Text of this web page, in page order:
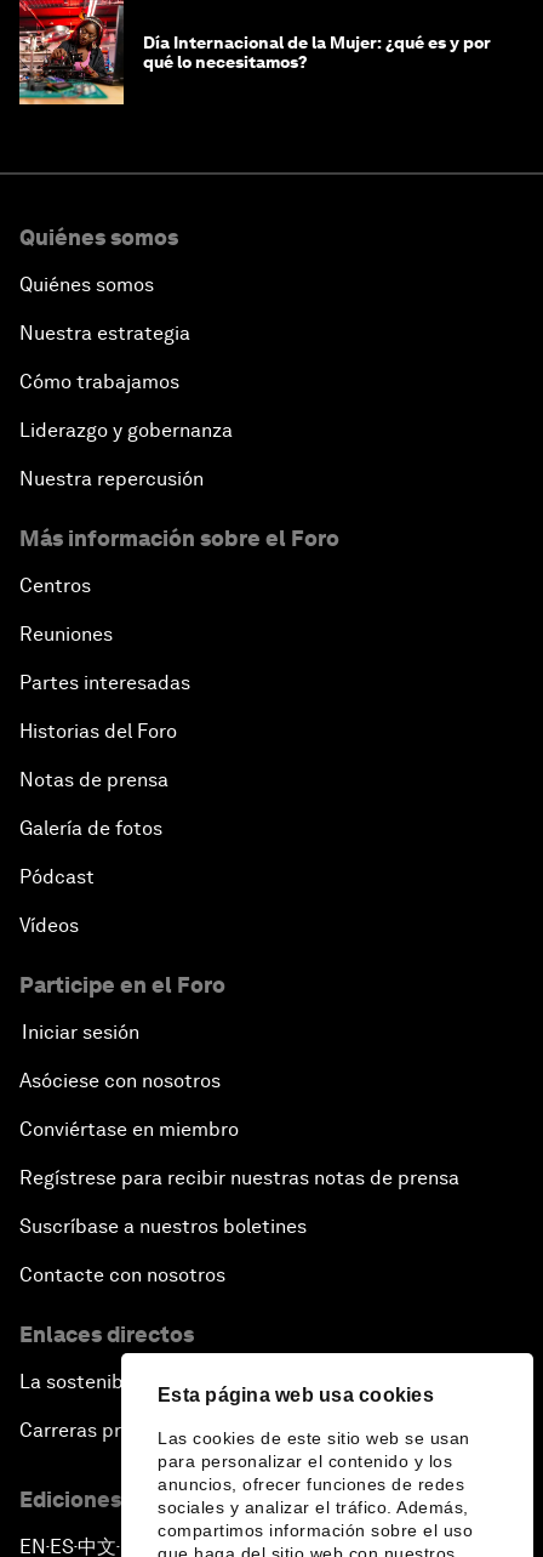
Esta página web usa cookies
Las cookies de este sitio web se usan
para personalizar el contenido y los
anuncios, ofrecer funciones de redes
sociales y analizar el tráfico. Además,
compartimos información sobre el uso
Día Internacional de la Mujer: ¿qué es y por
qué lo necesitamos?
Quiénes somos
Quiénes somos
Nuestra estrategia
Cómo trabajamos
Liderazgo y gobernanza
Nuestra repercusión
Más información sobre el Foro
Centros
Reuniones
Partes interesadas
Historias del Foro
Notas de prensa
Galería de fotos
Pódcast
Vídeos
Participe en el Foro
Iniciar sesión
Asóciese con nosotros
Conviértase en miembro
Regístrese para recibir nuestras notas de prensa
Suscríbase a nuestros boletines
Contacte con nosotros
Enlaces directos
La sostenibilidad en el Foro
Carreras profesionales
Ediciones en otros idiomas
EN ▪ES▪中文▪ 日本語